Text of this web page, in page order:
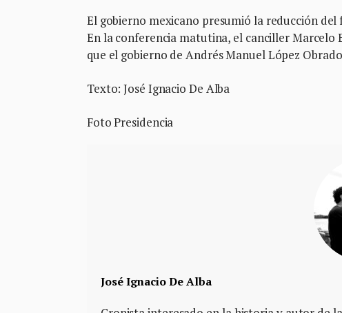
El gobierno mexicano presumió la reducción
En la conferencia matutina, el canciller Marcelo
que el gobierno de Andrés Manuel López
Texto: José Ignacio De Alba
Foto Presidencia
José Ignacio De Alba